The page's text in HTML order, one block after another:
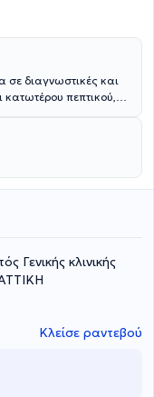
πράξεις.
έτη.
σε διαγνωστικές και
κατωτέρου πεπτικού,
Κολίτιδα)
Γενικής κλινικής
Κλείσε ραντεβού